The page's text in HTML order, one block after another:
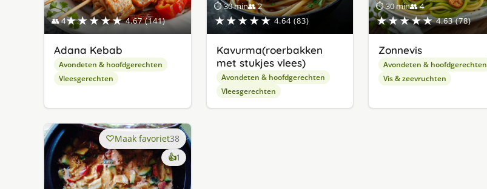
👥 4★★★★★ 4.67 (141)
Adana Kebab
Avondeten & hoofdgerechten
Vleesgerechten
⏱ 30 min👥 2
★★★★★ 4.64 (83)
Kavurma(roerbakken
met stukjes vlees)
Avondeten & hoofdgerechten
Vleesgerechten
⏱ 30 min👥 4
★★★★★ 4.63 (78)
Zonnevis
Avondeten & hoofdgerechten
Vis & zeevruchten
Maak favoriet38
👍1keer
lekker
gevonden